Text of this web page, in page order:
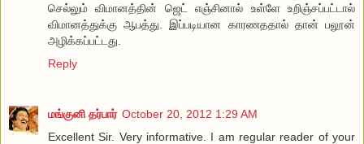
செல்லும் விமானத்தின் ஜெட் எஞ்சினால் உள்ளே உறிஞ்சப்பட்டால்
விமானத்துக்கு ஆபத்து. இப்படியான காரணததால் தான் பலூன்
அழிக்கப்பட்டது.
Reply
மங்குனி தர்பார் October 20, 2012 1:29 AM
Excellent Sir. Very informative. I am regular reader of your